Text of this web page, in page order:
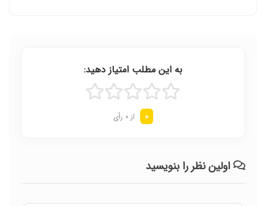
به این مطلب امتیاز دهید:
0 از 0 رأی
اولین نظر را بنویسید